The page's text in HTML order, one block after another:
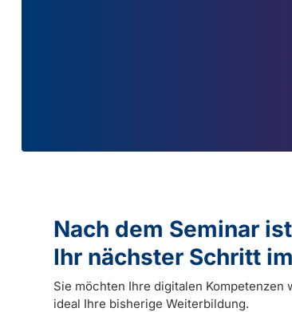
Nach dem Seminar
Ihr nächster Schritt
Sie möchten Ihre digitalen
ideal Ihre bisherige Weiterbildung.